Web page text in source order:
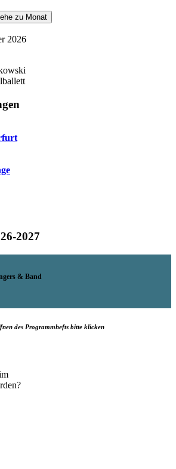
zu Monat
2026
2027
& Band
des Programmhefts bitte klicken